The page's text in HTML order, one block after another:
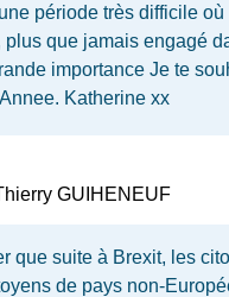
période très difficile
plus que jamais engagé
importance Je te
Katherine xx
GUIHENEUF
que suite à Brexit, les
de pays non-